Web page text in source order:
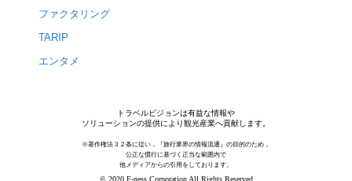
ファクタリング
TARIP
エンタメ
トラベルビジョンは有益な情報や
ソリューションの提供により観光産業へ貢献します。
※著作権法３２条に従い，『旅行業界の情報流通』の目的のため，
公正な慣行に基づく正当な範囲内で
他メディアからの引用をしております。
© 2020 F-ness Corporation All Rights Reserved